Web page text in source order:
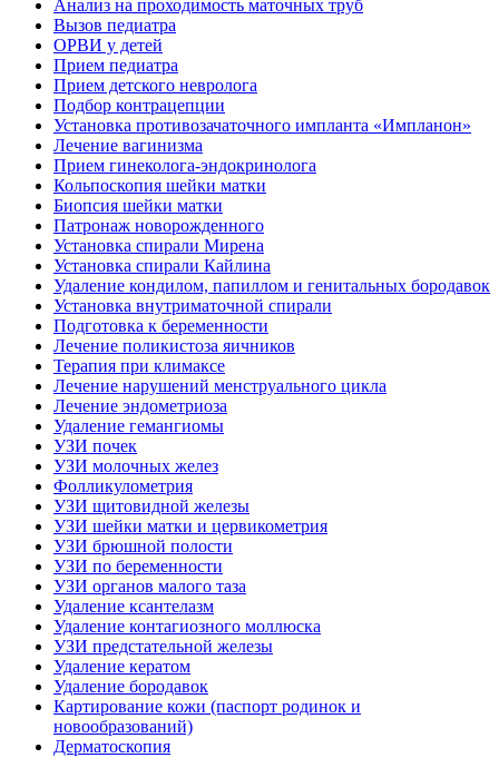
Анализ на проходимость маточных труб
Вызов педиатра
ОРВИ у детей
Прием педиатра
Прием детского невролога
Подбор контрацепции
Установка противозачаточного импланта «Импланон»
Лечение вагинизма
Прием гинеколога-эндокринолога
Кольпоскопия шейки матки
Биопсия шейки матки
Патронаж новорожденного
Установка спирали Мирена
Установка спирали Кайлина
Удаление кондилом, папиллом и генитальных бородавок
Установка внутриматочной спирали
Подготовка к беременности
Лечение поликистоза яичников
Терапия при климаксе
Лечение нарушений менструального цикла
Лечение эндометриоза
Удаление гемангиомы
УЗИ почек
УЗИ молочных желез
Фолликулометрия
УЗИ щитовидной железы
УЗИ шейки матки и цервикометрия
УЗИ брюшной полости
УЗИ по беременности
УЗИ органов малого таза
Удаление ксантелазм
Удаление контагиозного моллюска
УЗИ предстательной железы
Удаление кератом
Удаление бородавок
Картирование кожи (паспорт родинок и
новообразований)
Дерматоскопия